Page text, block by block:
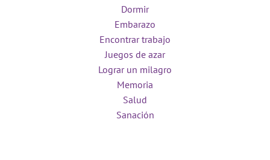
Dormir
Embarazo
Encontrar trabajo
Juegos de azar
Lograr un milagro
Memoria
Salud
Sanación